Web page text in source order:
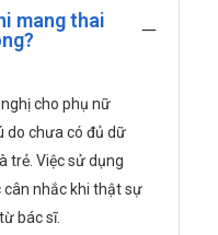
một thuốc
chế trực tiếp và chọn
máu. Khi yếu tố Xa
thành
hạn chế hình thành
Cơ chế này giúp
mang thai
cho phụ nữ
do chưa có đủ dữ
trẻ. Việc sử dụng
nhắc khi thật sự
bác sĩ.